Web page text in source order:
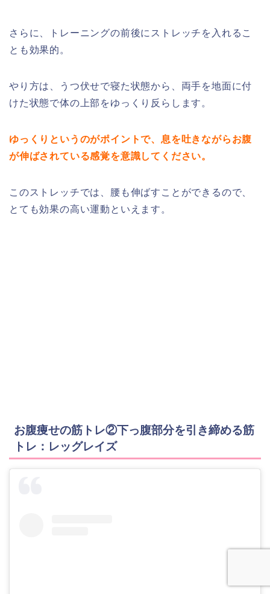
さらに、トレーニングの前後にストレッチを入れるこ
とも効果的。
やり方は、うつ伏せで寝た状態から、両手を地面に付
けた状態で体の上部をゆっくり反らします。
ゆっくりというのがポイントで、息を吐きながらお腹
が伸ばされている感覚を意識してください。
このストレッチでは、腰も伸ばすことができるので、
とても効果の高い運動といえます。
お腹痩せの筋トレ②下っ腹部分を引き締める筋
トレ：レッグレイズ